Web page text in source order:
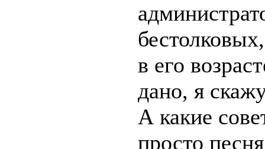
в его
дано, я
А какие
просто песня